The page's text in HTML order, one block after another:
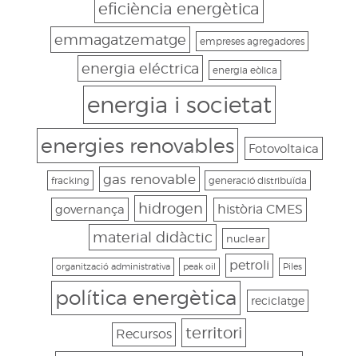
eficiència energètica
emmagatzematge empreses agregadores
energia eléctrica energia eòlica
energia i societat
energies renovables Fotovoltaica
fracking gas renovable generació distribuïda
governança hidrogen història CMES
material didàctic nuclear
organització administrativa peak oil petroli Piles
política energètica reciclatge
Recursos territori